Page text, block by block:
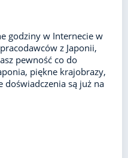
godziny w Internecie w
z Japonii,
pewność co do
piękne krajobrazy,
są już na